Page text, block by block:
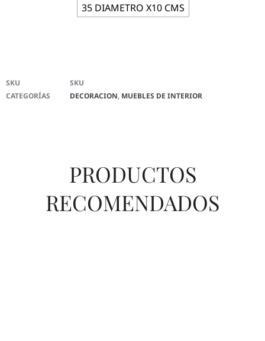
35 DIAMETRO X10 CMS
SKU
SKU
CATEGORÍAS
DECORACION, MUEBLES DE INTERIOR
PRODUCTOS
RECOMENDADOS